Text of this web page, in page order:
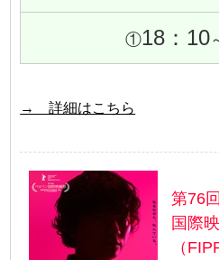
①18：10
→ 詳細はこちら
第76
国際
（